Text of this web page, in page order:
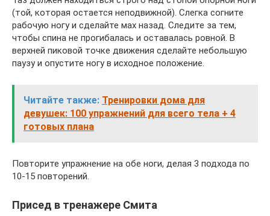
(той, которая остается неподвижной). Слегка согните
рабочую ногу и сделайте мах назад. Следите за тем,
чтобы спина не прогибалась и оставалась ровной. В
верхней пиковой точке движения сделайте небольшую
паузу и опустите ногу в исходное положение.
Читайте также: Тренировки дома для
девушек: 100 упражнений для всего тела + 4
готовых плана
Повторите упражнение на обе ноги, делая 3 подхода по
10-15 повторений.
Присед в тренажере Смита